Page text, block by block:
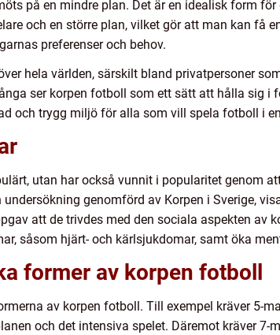
på en mindre plan. Det är en idealisk form
och en större plan, vilket gör att man kan få
preferenser och behov.
hela världen, särskilt bland privatpersoner
ser korpen fotboll som ett sätt att hålla sig i
och trygg miljö för alla som vill spela fotboll i
utan har också vunnit i popularitet genom
genomförd av Korpen i Sverige,
att de trivdes med den sociala aspekten av
såsom hjärt- och kärlsjukdomar, samt öka
former av korpen fotboll
av korpen fotboll. Till exempel kräver 5-
och det intensiva spelet. Däremot kräver 7-